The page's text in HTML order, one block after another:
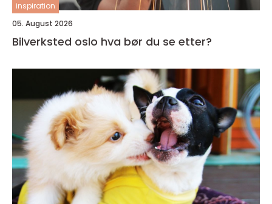
inspiration
05. August 2026
Bilverksted oslo hva bør du se etter?